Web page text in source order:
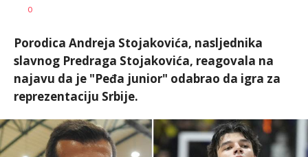
AUTOR
0
Porodica Andreja Stojakovića, nasljednika
slavnog Predraga Stojakovića, reagovala na
najavu da je "Peđa junior" odabrao da igra za
reprezentaciju Srbije.